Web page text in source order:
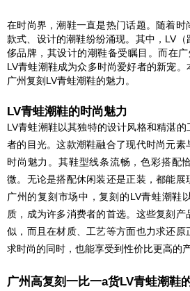
在时尚界，潮鞋一直是热门话题。随着时
款式、设计的潮鞋纷纷涌现。其中，LV
侈品牌，其设计的潮鞋备受瞩目。而在
LV青蛙潮鞋成为众多时尚爱好者的新宠
广州复刻LV青蛙潮鞋的魅力。
LV青蛙潮鞋的时尚魅力
LV青蛙潮鞋以其独特的设计风格和精湛
者的目光。这款潮鞋融合了现代时尚元素
时尚魅力。其鞋型线条流畅，色彩搭配
微。无论是搭配休闲装还是正装，都能
广州的复刻 市场中，复刻的LV青蛙潮鞋
质，成为许多消费者的首选。这些复刻 产
似，而且在材质、工艺等方面也力求还原
求时尚的同时，也能享受到性价比更高的产
广州高复刻一比一a货LV青蛙潮鞋